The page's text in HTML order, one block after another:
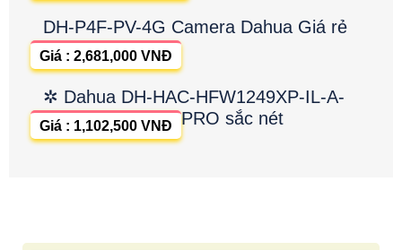
DH-P4F-PV-4G Camera Dahua Giá rẻ
Giá : 2,681,000 VNĐ
✲ Dahua DH-HAC-HFW1249XP-IL-A-
PRO sắc nét
Giá : 1,102,500 VNĐ